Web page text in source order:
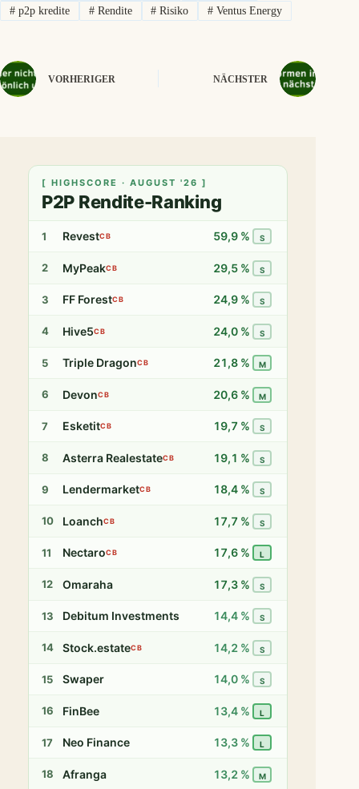
#p2p kredite #Rendite # Risiko # Ventus Energy
VORHERIGER NÄCHSTER
[ HIGHSCORE · AUGUST '26 ]
P2P Rendite-Ranking
1 RevestCB 59,9 % S
2 MyPeakCB 29,5 % S
3 FF ForestCB 24,9 % S
4 Hive5CB 24,0 % S
5 Triple DragonCB 21,8 % M
6 DevonCB 20,6 % M
7 EsketitCB 19,7 % S
8 Asterra RealestateCB 19,1 % S
9 LendermarketCB 18,4 % S
10 LoanchCB 17,7 % S
11 NectaroCB 17,6 % L
12 Omaraha 17,3 % S
13 Debitum Investments 14,4 % S
14 Stock.estateCB 14,2 % S
15 Swaper 14,0 % S
16 FinBee 13,4 % L
17 Neo Finance 13,3 % L
18 Afranga 13,2 % M